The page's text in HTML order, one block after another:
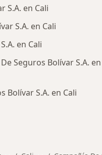
S.A. en Cali
S.A. en Cali
en Cali
Seguros Bolívar S.A. en
Bolívar S.A. en Cali